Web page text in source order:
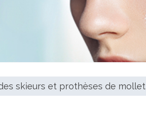
skieurs et prothèses de mollet